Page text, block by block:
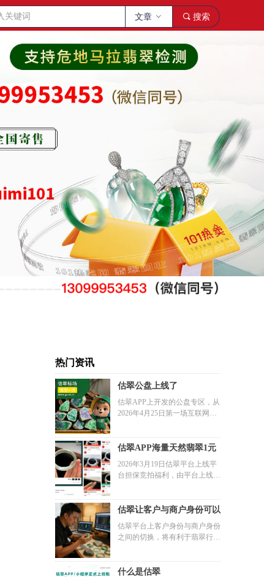
끠 搜索
文章 ꀁ
估翠公盘上线了
估翠APP上开发的公盘专区，从
2026年4月25日第一场互联网公
的互联网+时代
估翠APP海量天然翡翠1元
竞拍活动正式开启
2026年3月19日估翠平台上线平
台担保竞拍福利，由平台上线拍
货，卖家不可悔拍，全部都是正
品天然翡翠，18k金镶嵌都有1元
经过严格检验假一赔三。
估翠让客户与商户身份可以
切换
估翠平台上客户身份与商户身份
之间的切换，将有利于翡翠行业
翡翠质量与翡翠改造上
什么是估翠
热门资讯